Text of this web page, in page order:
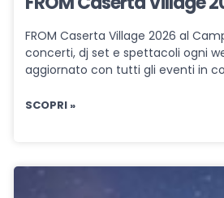
FROM Caserta Village 2026 al
concerti, dj set e spettacoli ogni
aggiornato con tutti gli eventi in
SCOPRI »